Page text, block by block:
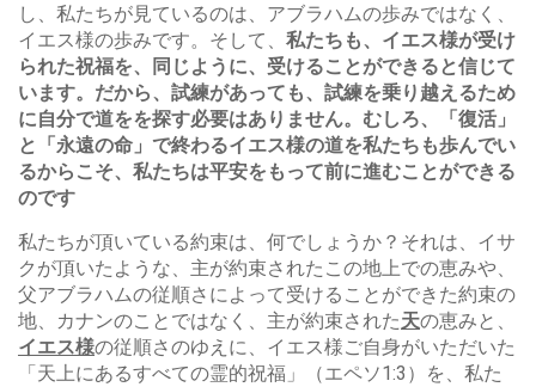
し、私たちが見ているのは、アブラハムの歩みではなく、
イエス様の歩みです。そして、 私たちも、イエス様が受け
られた祝福を、同じように、受けることができると信じて
います。だから、試練があっても、試練を乗り越えるため
に自分で道をを探す必要はありません。むしろ、「復活」
と「永遠の命」で終わるイエス様の道を私たちも歩んでい
るからこそ、私たちは平安をもって前に進むことができる
のです
私たちが頂いている約束は、何でしょうか？それは、イサ
クが頂いたような、主が約束されたこの地上での恵みや、
父アブラハムの従順さによって受けることができた約束の
地、カナンのことではなく、主が約束された天の恵みと、
イエス様の従順さのゆえに、イエス様ご自身がいただいた
「天上にあるすべての霊的祝福」（エペソ1:3）を、私た